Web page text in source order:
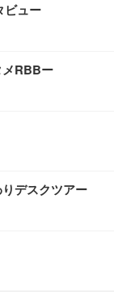
ビュー
メRBBー
デスクツアー